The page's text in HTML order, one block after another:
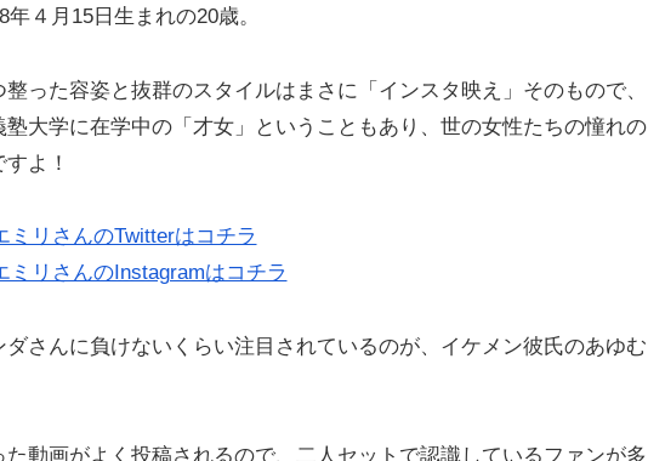
年４月15日生まれの20歳。
った容姿と抜群のスタイルはまさに「インスタ映え」そのもので、
塾大学に在学中の「才女」ということもあり、世の女性たちの憧れの
よ！
ミリさんのTwitterはコチラ
ミリさんのInstagramはコチラ
ダさんに負けないくらい注目されているのが、イケメン彼氏のあゆむ
た動画がよく投稿されるので、二人セットで認識しているファンが多